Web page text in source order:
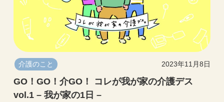
介護のこと 2023年11月8日
GO！GO！介GO！ コレが我が家の介護デス
vol.1 – 我が家の1日 –